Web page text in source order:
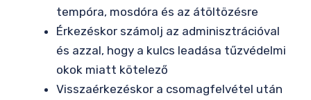
tempóra, mosdóra és az átöltözésre
Érkezéskor számolj az adminisztrációval
és azzal, hogy a kulcs leadása tűzvédelmi
okok miatt kötelező
Visszaérkezéskor a csomagfelvétel után